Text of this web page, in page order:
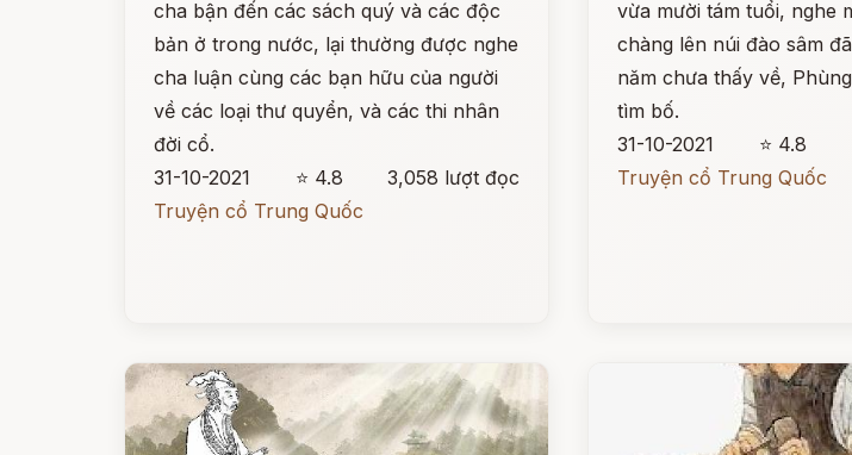
cha bận đến các sách quý và các độc
bản ở trong nước, lại thường được nghe
cha luận cùng các bạn hữu của người
về các loại thư quyển, và các thi nhân
đời cổ.
31-10-2021
⭐ 4.8
3,058 lượt đọc
Truyện cổ Trung Quốc
vừa mười tám tuổi, nghe
chàng lên núi đào sâm
năm chưa thấy về,
tìm bố.
31-10-2021
⭐ 4.8
Truyện cổ Trung Quốc